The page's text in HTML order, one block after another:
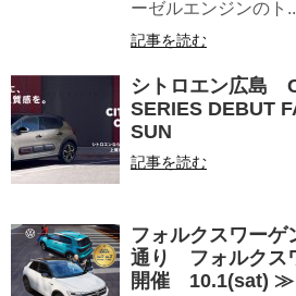
ーゼルエンジンのト
記事を読む
シトロエン広島
SERIES DEBUT
SUN
記事を読む
フォルクスワーゲ
通り フォルクス
開催 10.1(sat) ≫